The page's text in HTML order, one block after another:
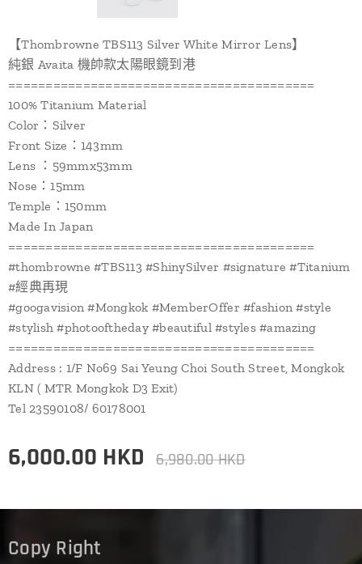
【Thombrowne TBS113 Silver White Mirror Lens】
純銀 Avaita 機帥款太陽眼鏡到港
=========================================
100% Titanium Material
Color：Silver
Front Size：143mm
Lens ：59mmx53mm
Nose：15mm
Temple：150mm
Made In Japan
=========================================
#thombrowne #TBS113 #ShinySilver #signature #Titanium
#經典再現
#googavision #Mongkok #MemberOffer #fashion #style
#stylish #photooftheday #beautiful #styles #amazing
=========================================
Address : 1/F No69 Sai Yeung Choi South Street, Mongkok
KLN ( MTR Mongkok D3 Exit)
Tel 23590108/ 60178001
6,000.00 HKD 6,980.00HKD
Copy Right